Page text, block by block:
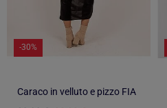
-30%
Caraco in velluto e pizzo FIA